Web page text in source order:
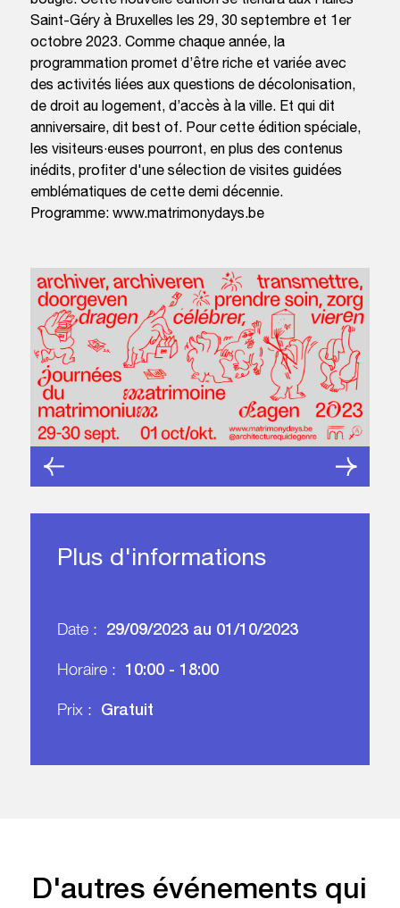
Saint-Géry à Bruxelles les 29, 30 septembre et 1er
octobre 2023. Comme chaque année, la
programmation promet d’être riche et variée avec
des activités liées aux questions de décolonisation,
de droit au logement, d’accès à la ville. Et qui dit
anniversaire, dit best of. Pour cette édition spéciale,
les visiteurs·euses pourront, en plus des contenus
inédits, profiter d'une sélection de visites guidées
emblématiques de cette demi décennie.
Programme: www.matrimonydays.be
Plus d'informations
Date : 29/09/2023 au 01/10/2023
Horaire : 10:00 - 18:00
Prix : Gratuit
D'autres événements qui